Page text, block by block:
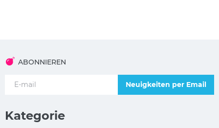
ABONNIEREN
Neuigkeiten per Email
Kategorie